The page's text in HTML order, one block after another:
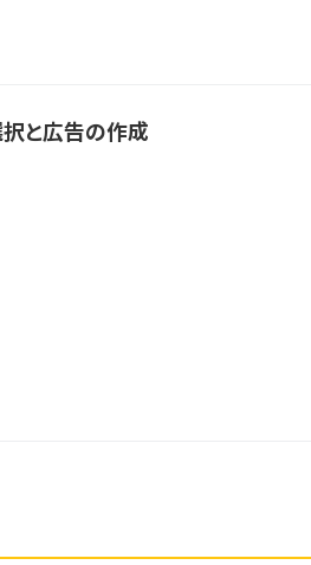
と広告の作成